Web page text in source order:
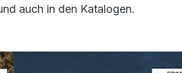
auch in den Katalogen.